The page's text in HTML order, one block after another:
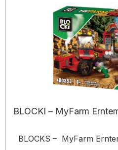
BLOCKI – MyFarm
BLOCKS –